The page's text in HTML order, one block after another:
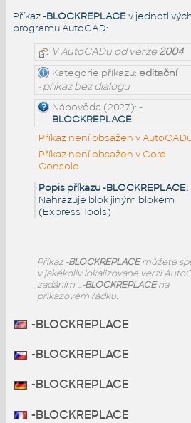
Příkaz-BLOCKREPLACEv
programu AutoCAD:
V AutoCADu od verze2004
Kategorie příkazu: editační
• příkaz bez dialogu
Nápověda (2027): -
BLOCKREPLACE
Příkaz není obsažen v
Příkaz není obsažen v Core
Console
Popis příkazu -BLOCKREPLACE:
Nahrazuje blok jiným blokem
(Express Tools)
Příkaz-BLOCKREPLACEmůžete
v jakékoliv lokalizované verzi
zadáním _-BLOCKREPLACEna
příkazovém řádku.
-BLOCKREPLACE
-BLOCKREPLACE
-BLOCKREPLACE
-BLOCKREPLACE